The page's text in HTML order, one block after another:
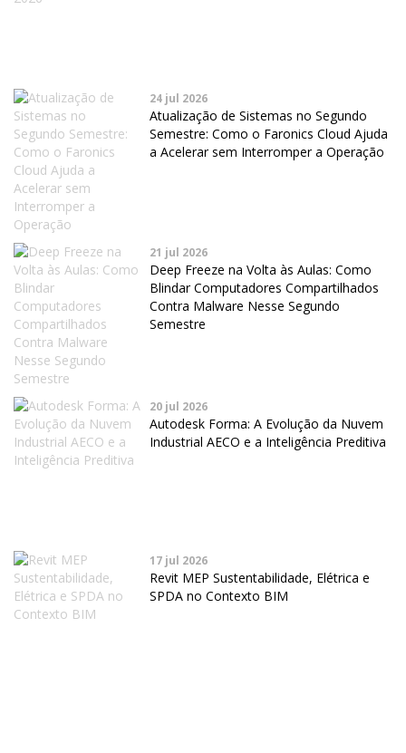
24 jul 2026
Atualização de Sistemas no Segundo
Semestre: Como o Faronics Cloud Ajuda
a Acelerar sem Interromper a Operação
21 jul 2026
Deep Freeze na Volta às Aulas: Como
Blindar Computadores Compartilhados
Contra Malware Nesse Segundo
Semestre
20 jul 2026
Autodesk Forma: A Evolução da Nuvem
Industrial AECO e a Inteligência Preditiva
17 jul 2026
Revit MEP Sustentabilidade, Elétrica e
SPDA no Contexto BIM